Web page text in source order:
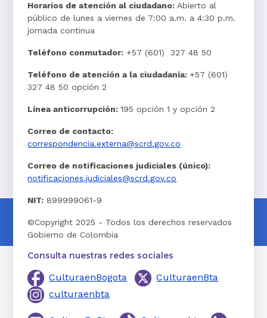
Horarios de atención al ciudadano:Abierto al
público de lunes a viernes de 7:00 a.m. a 4:30 p.m.
jornada continua
Teléfono conmutador: +57 (601) 327 48 50
Teléfono de atención a la ciudadanía: +57 (601)
327 48 50 opción 2
Línea anticorrupción:195 opción 1 y opción 2
Correo de contacto:
correspondencia.externa@scrd.gov.co
Correo de notificaciones judiciales (único):
notificaciones.judiciales@scrd.gov.co
NIT: 899999061-9
©Copyright 2025 - Todos los derechos reservados
Gobierno de Colombia
Consulta nuestras redes sociales
CulturaenBogota
CulturaenBta
culturaenbta